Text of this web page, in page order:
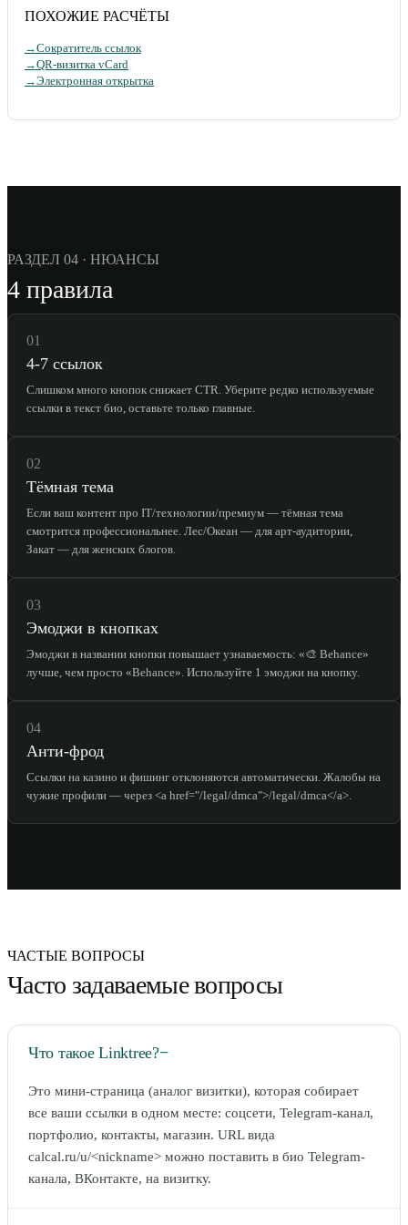
ПОХОЖИЕ РАСЧЁТЫ
→Сократитель ссылок
→QR-визитка vCard
→Электронная открытка
РАЗДЕЛ 04 · НЮАНСЫ
4 правила
01
4-7 ссылок
Слишком много кнопок снижает CTR. Уберите редко используемые
ссылки в текст био, оставьте только главные.
02
Тёмная тема
Если ваш контент про IT/технологии/премиум — тёмная тема
смотрится профессиональнее. Лес/Океан — для арт-аудитории,
Закат — для женских блогов.
03
Эмоджи в кнопках
Эмоджи в названии кнопки повышает узнаваемость: «🎨 Behance»
лучше, чем просто «Behance». Используйте 1 эмоджи на кнопку.
04
Анти-фрод
Ссылки на казино и фишинг отклоняются автоматически. Жалобы на
чужие профили — через <a href="/legal/dmca">/legal/dmca</a>.
ЧАСТЫЕ ВОПРОСЫ
Часто задаваемые вопросы
Что такое Linktree?−
Это мини-страница (аналог визитки), которая собирает
все ваши ссылки в одном месте: соцсети, Telegram-канал,
портфолио, контакты, магазин. URL вида
calcal.ru/u/<nickname> можно поставить в био Telegram-
канала, ВКонтакте, на визитку.